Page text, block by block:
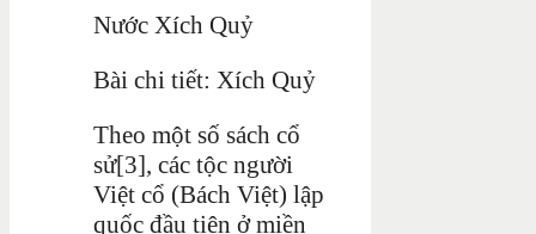
Nước Xích Quỷ
Bài chi tiết: Xích Quỷ
Theo một số sách cổ
sử[3], các tộc người
Việt cổ (Bách Việt) lập
quốc đầu tiên ở miền